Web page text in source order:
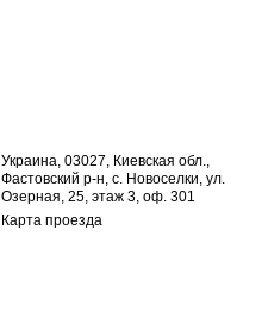
Украина, 03027, Киевская обл.,
Фастовский р-н, с. Новоселки, ул.
Озерная, 25, этаж 3, оф. 301
Карта проезда